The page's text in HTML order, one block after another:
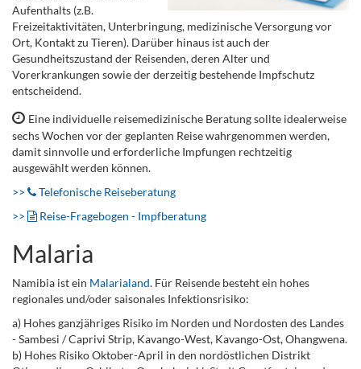
Aufenthalts (z.B.
Freizeitaktivitäten, Unterbringung, medizinische Versorgung vor
Ort, Kontakt zu Tieren). Darüber hinaus ist auch der
Gesundheitszustand der Reisenden, deren Alter und
Vorerkrankungen sowie der derzeitig bestehende Impfschutz
entscheidend.
Eine individuelle reisemedizinische Beratung sollte idealerweise
sechs Wochen vor der geplanten Reise wahrgenommen werden,
damit sinnvolle und erforderliche Impfungen rechtzeitig
ausgewählt werden können.
>>
Telefonische Reiseberatung
>>
Reise-Fragebogen - Impfberatung
Malaria
Namibia ist ein Malarialand. Für Reisende besteht ein hohes
regionales und/oder saisonales Infektionsrisiko:
a) Hohes ganzjähriges Risiko im Norden und Nordosten des Landes
- Sambesi / Caprivi Strip, Kavango-West, Kavango-Ost, Ohangwena.
b) Hohes Risiko Oktober-April in den nordöstlichen Distrikt